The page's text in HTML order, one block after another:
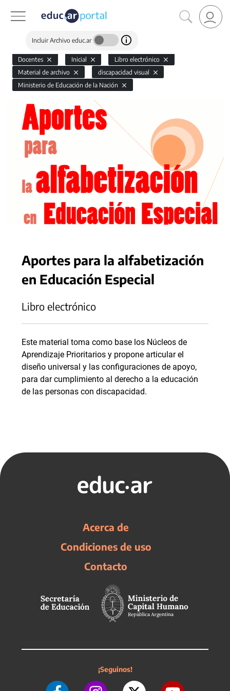
Incluir Archivo educ.ar
Docentes Inicial
Libro electrónico
Material de archivo
discapacidad visual
Ministerio de Educación de la Nación
Aportes para la alfabetización
en Educación Especial
Libro electrónico
Este material toma como base los Núcleos de
Aprendizaje Prioritarios y propone articular el
diseño universal y las configuraciones de apoyo,
para dar cumplimiento al derecho a la educación
de las personas con discapacidad.
Acerca de
Condiciones de uso
Contacto
¡Seguinos!